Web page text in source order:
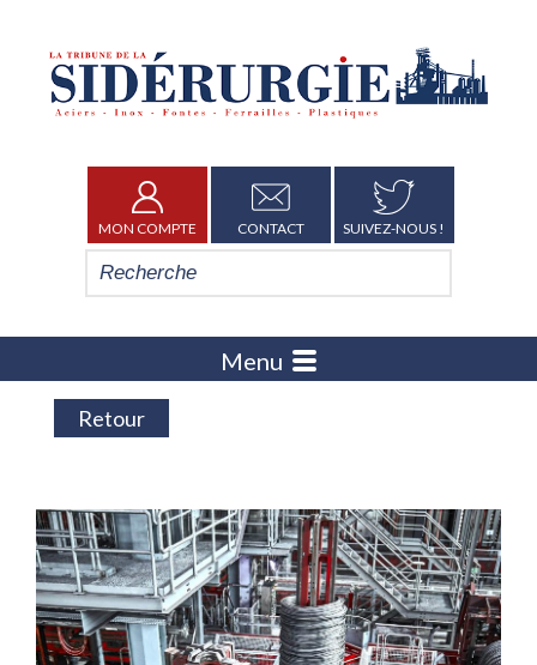
MON COMPTE CONTACT SUIVEZ-NOUS !
Menu
Retour